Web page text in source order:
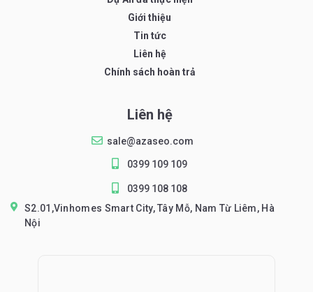
Giới thiệu
Tin tức
Liên hệ
Chính sách hoàn trả
Liên hệ
sale@azaseo.com
0399 109 109
0399 108 108
S2.01,Vinhomes Smart City, Tây Mỗ, Nam Từ Liêm, Hà
Nội